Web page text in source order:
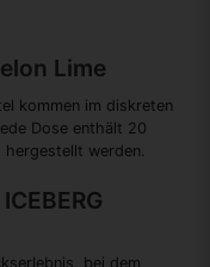
Lime
kommen im diskreten
Dose enthält 20
hergestellt werden.
bei dem